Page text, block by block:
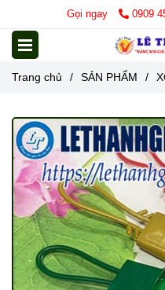
Gọi ngay 0909
Trang chủ / SẢN PHẨM /